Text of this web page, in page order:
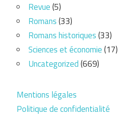
Revue(5)
Romans(33)
Romans historiques(33)
Sciences et économie(17)
Uncategorized(669)
Mentions légales
Politique de confidentialité